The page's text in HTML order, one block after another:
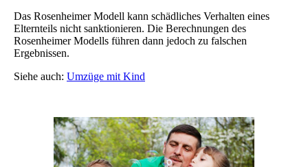
Das Rosenheimer Modell kann schädliches Verhalten eines
Elternteils nicht sanktionieren. Die Berechnungen des
Rosenheimer Modells führen dann jedoch zu falschen
Ergebnissen.
Siehe auch: Umzüge mit Kind